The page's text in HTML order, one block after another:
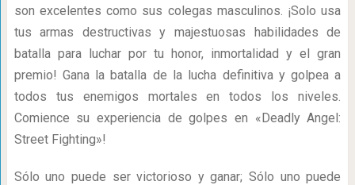
son excelentes como sus colegas masculinos. ¡Solo usa
tus armas destructivas y majestuosas habilidades de
batalla para luchar por tu honor, inmortalidad y el gran
premio! Gana la batalla de la lucha definitiva y golpea a
todos tus enemigos mortales en todos los niveles.
Comience su experiencia de golpes en «Deadly Angel:
Street Fighting»!
Sólo uno puede ser victorioso y ganar; Sólo uno puede